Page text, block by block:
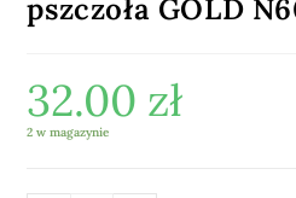
pszczoła GOLD
32.00 zł
2 w magazynie